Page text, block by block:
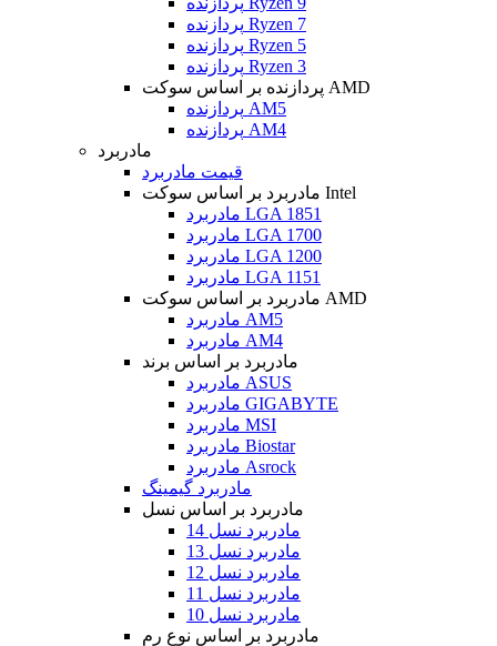
پردازنده Ryzen 7
پردازنده Ryzen 5
پردازنده Ryzen 3
پردازنده بر اساس سوکت AMD
پردازنده AM5
پردازنده AM4
مادربرد
قیمت مادربرد
مادربرد بر اساس سوکت Intel
مادربرد LGA 1851
مادربرد LGA 1700
مادربرد LGA 1200
مادربرد LGA 1151
مادربرد بر اساس سوکت AMD
مادربرد AM5
مادربرد AM4
مادربرد بر اساس برند
مادربرد ASUS
مادربرد GIGABYTE
مادربرد MSI
مادربرد Biostar
مادربرد Asrock
مادربرد گیمینگ
مادربرد بر اساس نسل
مادربرد نسل 14
مادربرد نسل 13
مادربرد نسل 12
مادربرد نسل 11
مادربرد نسل 10
مادربرد بر اساس نوع رم